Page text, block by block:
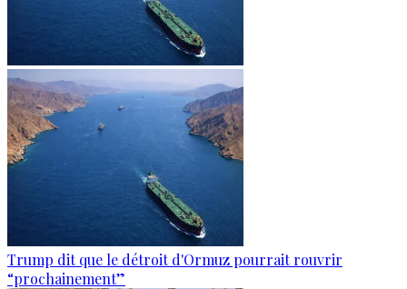
Trump dit que le détroit d'Ormuz pourrait rouvrir
“prochainement”